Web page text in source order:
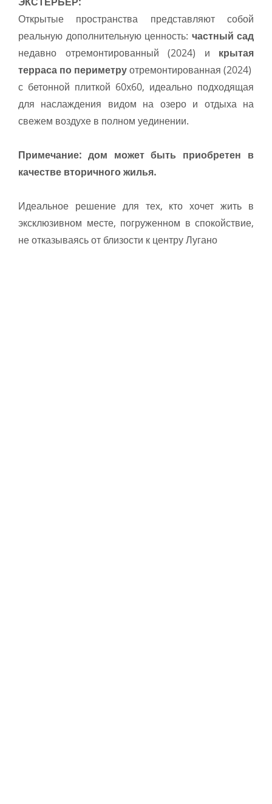
Открытые пространства представляют собой
реальную дополнительную ценность: частный сад
недавно отремонтированный (2024) и крытая
терраса по периметруотремонтированная (2024)
с бетонной плиткой 60x60, идеально подходящая
для наслаждения видом на озеро и отдыха на
свежем воздухе в полном уединении.
Примечание: дом может быть приобретен в
качестве вторичного жилья.
Идеальное решение для тех, кто хочет жить в
эксклюзивном месте, погруженном в спокойствие,
не отказываясь от близости к центру Лугано